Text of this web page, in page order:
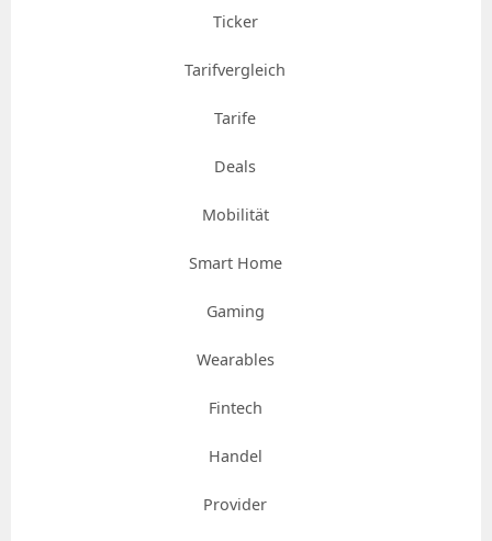
Ticker
Tarifvergleich
Tarife
Deals
Mobilität
Smart Home
Gaming
Wearables
Fintech
Handel
Provider